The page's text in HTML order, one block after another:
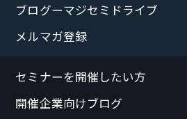
ブログーマジセミドライブ
メルマガ登録
セミナーを開催したい方
開催企業向けブログ